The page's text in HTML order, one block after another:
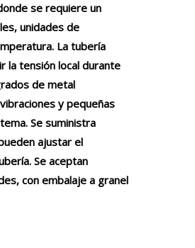
se requiere un
unidades de
La tubería
la tensión local durante
de metal
y pequeñas
Se suministra
ajustar el
Se aceptan
con embalaje a granel